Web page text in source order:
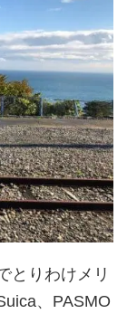
とりわけメリ
、PASMO